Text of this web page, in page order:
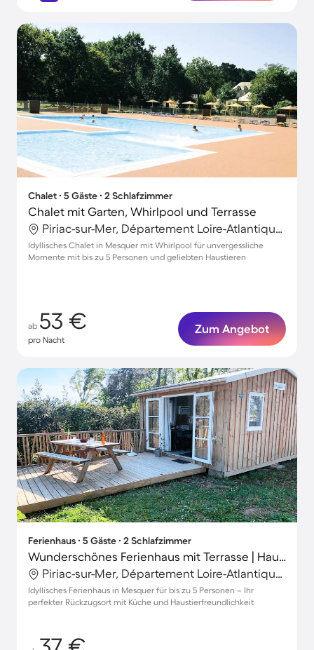
Chalet ∙ 5 Gäste ∙ 2 Schlafzimmer
Chalet mit Garten, Whirlpool und Terrasse
Piriac-sur-Mer, Département Loire-Atlantique, Frankreich
Idyllisches Chalet in Mesquer mit Whirlpool für unvergessliche
Momente mit bis zu 5 Personen und geliebten Haustieren
ab 53 €
pro Nacht
Zum Angebot
Ferienhaus ∙ 5 Gäste ∙ 2 Schlafzimmer
Wunderschönes Ferienhaus mit Terrasse | Haustiere sind willkommen
Piriac-sur-Mer, Département Loire-Atlantique, Frankreich
Idyllisches Ferienhaus in Mesquer für bis zu 5 Personen – Ihr
perfekter Rückzugsort mit Küche und Haustierfreundlichkeit